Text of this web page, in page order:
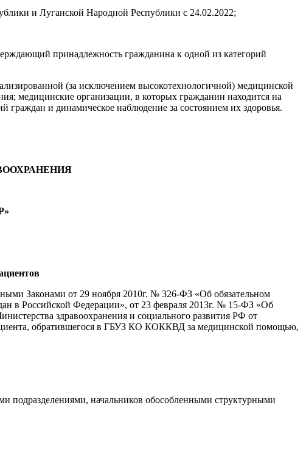
и Луганской Народной Республики с 24.02.2022;
принадлежность гражданина к одной из категорий
(за исключением высокотехнологичной) медицинской
медицинские организации, в которых гражданин находится на
и динамическое наблюдение за состоянием их здоровья.
Законами от 29 ноября 2010г. № 326-ФЗ «Об обязательном
в Российской Федерации», от 23 февраля 2013г. № 15-ФЗ «Об
здравоохранения и социального развития РФ от
обратившегося в ГБУЗ КО КОККВД за медицинской помощью,
подразделениями, начальников обособленными структурными